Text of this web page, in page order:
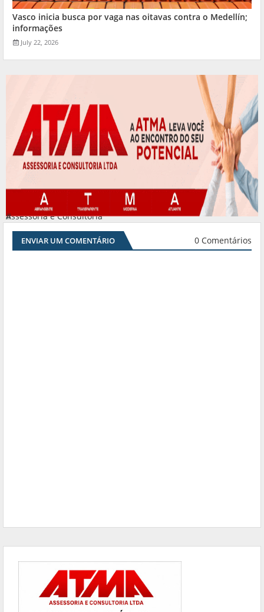
Vasco inicia busca por vaga nas oitavas contra o Medellín;
informações
July 22, 2026
Assessoria e Consultoria
#
ENVIAR UM COMENTÁRIO 0 Comentários